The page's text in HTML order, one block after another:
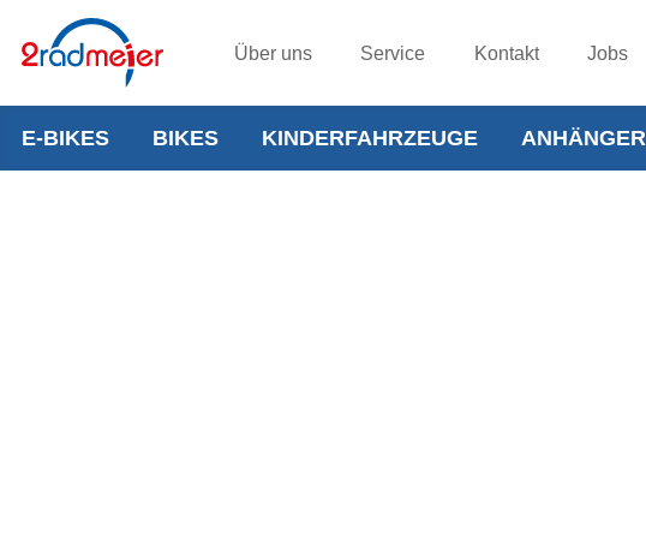
Über uns Service Kontakt Jobs
E-BIKES BIKES KINDERFAHRZEUGE ANHÄNGER